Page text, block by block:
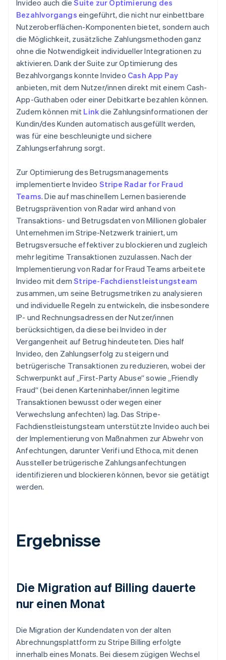
Invideo auch dieSuite zur Optimierung des
Bezahlvorgangs eingeführt, die nicht nur einbettbare
Nutzeroberflächen-Komponenten bietet, sondern auch
die Möglichkeit, zusätzliche Zahlungsmethoden ganz
ohne die Notwendigkeit individueller Integrationen zu
aktivieren. Dank der Suite zur Optimierung des
Bezahlvorgangs konnte Invideo Cash App Pay
anbieten, mit dem Nutzer/innen direkt mit einem Cash-
App-Guthaben oder einer Debitkarte bezahlen können.
Zudem können mit Linkdie Zahlungsinformationen der
Kundin/des Kunden automatisch ausgefüllt werden,
was für eine beschleunigte und sichere
Zahlungserfahrung sorgt.
Zur Optimierung des Betrugsmanagements
implementierte Invideo Stripe Radar for Fraud
Teams. Die auf maschinellem Lernen basierende
Betrugsprävention von Radar wird anhand von
Transaktions- und Betrugsdaten von Millionen globaler
Unternehmen im Stripe-Netzwerk trainiert, um
Betrugsversuche effektiver zu blockieren und zugleich
mehr legitime Transaktionen zuzulassen. Nach der
Implementierung von Radar for Fraud Teams arbeitete
Invideo mit demStripe-Fachdienstleistungsteam
zusammen, um seine Betrugsmetriken zu analysieren
und individuelle Regeln zu entwickeln, die insbesondere
IP- und Rechnungsadressen der Nutzer/innen
berücksichtigen, da diese bei Invideo in der
Vergangenheit auf Betrug hindeuteten. Dies half
Invideo, den Zahlungserfolg zu steigern und
betrügerische Transaktionen zu reduzieren, wobei der
Schwerpunkt auf „First-Party Abuse“ sowie „Friendly
Fraud“ (bei denen Karteninhaber/innen legitime
Transaktionen bewusst oder wegen einer
Verwechslung anfechten) lag. Das Stripe-
Fachdienstleistungsteam unterstützte Invideo auch bei
der Implementierung von Maßnahmen zur Abwehr von
Anfechtungen, darunter Verifi und Ethoca, mit denen
Aussteller betrügerische Zahlungsanfechtungen
identifizieren und blockieren können, bevor sie getätigt
werden.
Ergebnisse
Die Migration auf Billing dauerte
nur einen Monat
Die Migration der Kundendaten von der alten
Abrechnungsplattform zu Stripe Billing erfolgte
innerhalb eines Monats. Bei diesem zügigen Wechsel